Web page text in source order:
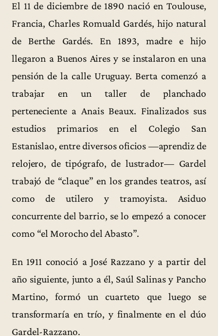
El 11 de diciembre de 1890 nació en Toulouse,
Francia, Charles Romuald Gardés, hijo natural
de Berthe Gardés. En 1893, madre e hijo
llegaron a Buenos Aires y se instalaron en una
pensión de la calle Uruguay. Berta comenzó a
trabajar en un taller de planchado
perteneciente a Anais Beaux. Finalizados sus
estudios primarios en el Colegio San
Estanislao, entre diversos oficios —aprendiz de
relojero, de tipógrafo, de lustrador— Gardel
trabajó de “claque” en los grandes teatros, así
como de utilero y tramoyista. Asiduo
concurrente del barrio, se lo empezó a conocer
como “el Morocho del Abasto”.
En 1911 conoció a José Razzano y a partir del
año siguiente, junto a él, Saúl Salinas y Pancho
Martino, formó un cuarteto que luego se
transformaría en trío, y finalmente en el dúo
Gardel-Razzano.